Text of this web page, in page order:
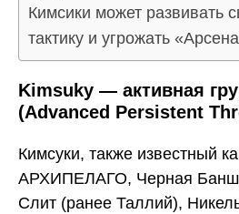
Кимсики может развивать
тактику и угрожать
Kimsuky — активная
(Advanced Persistent
Кимсуки, также известный
АРХИПЕЛАГО, Черная
Слит (ранее Таллий),